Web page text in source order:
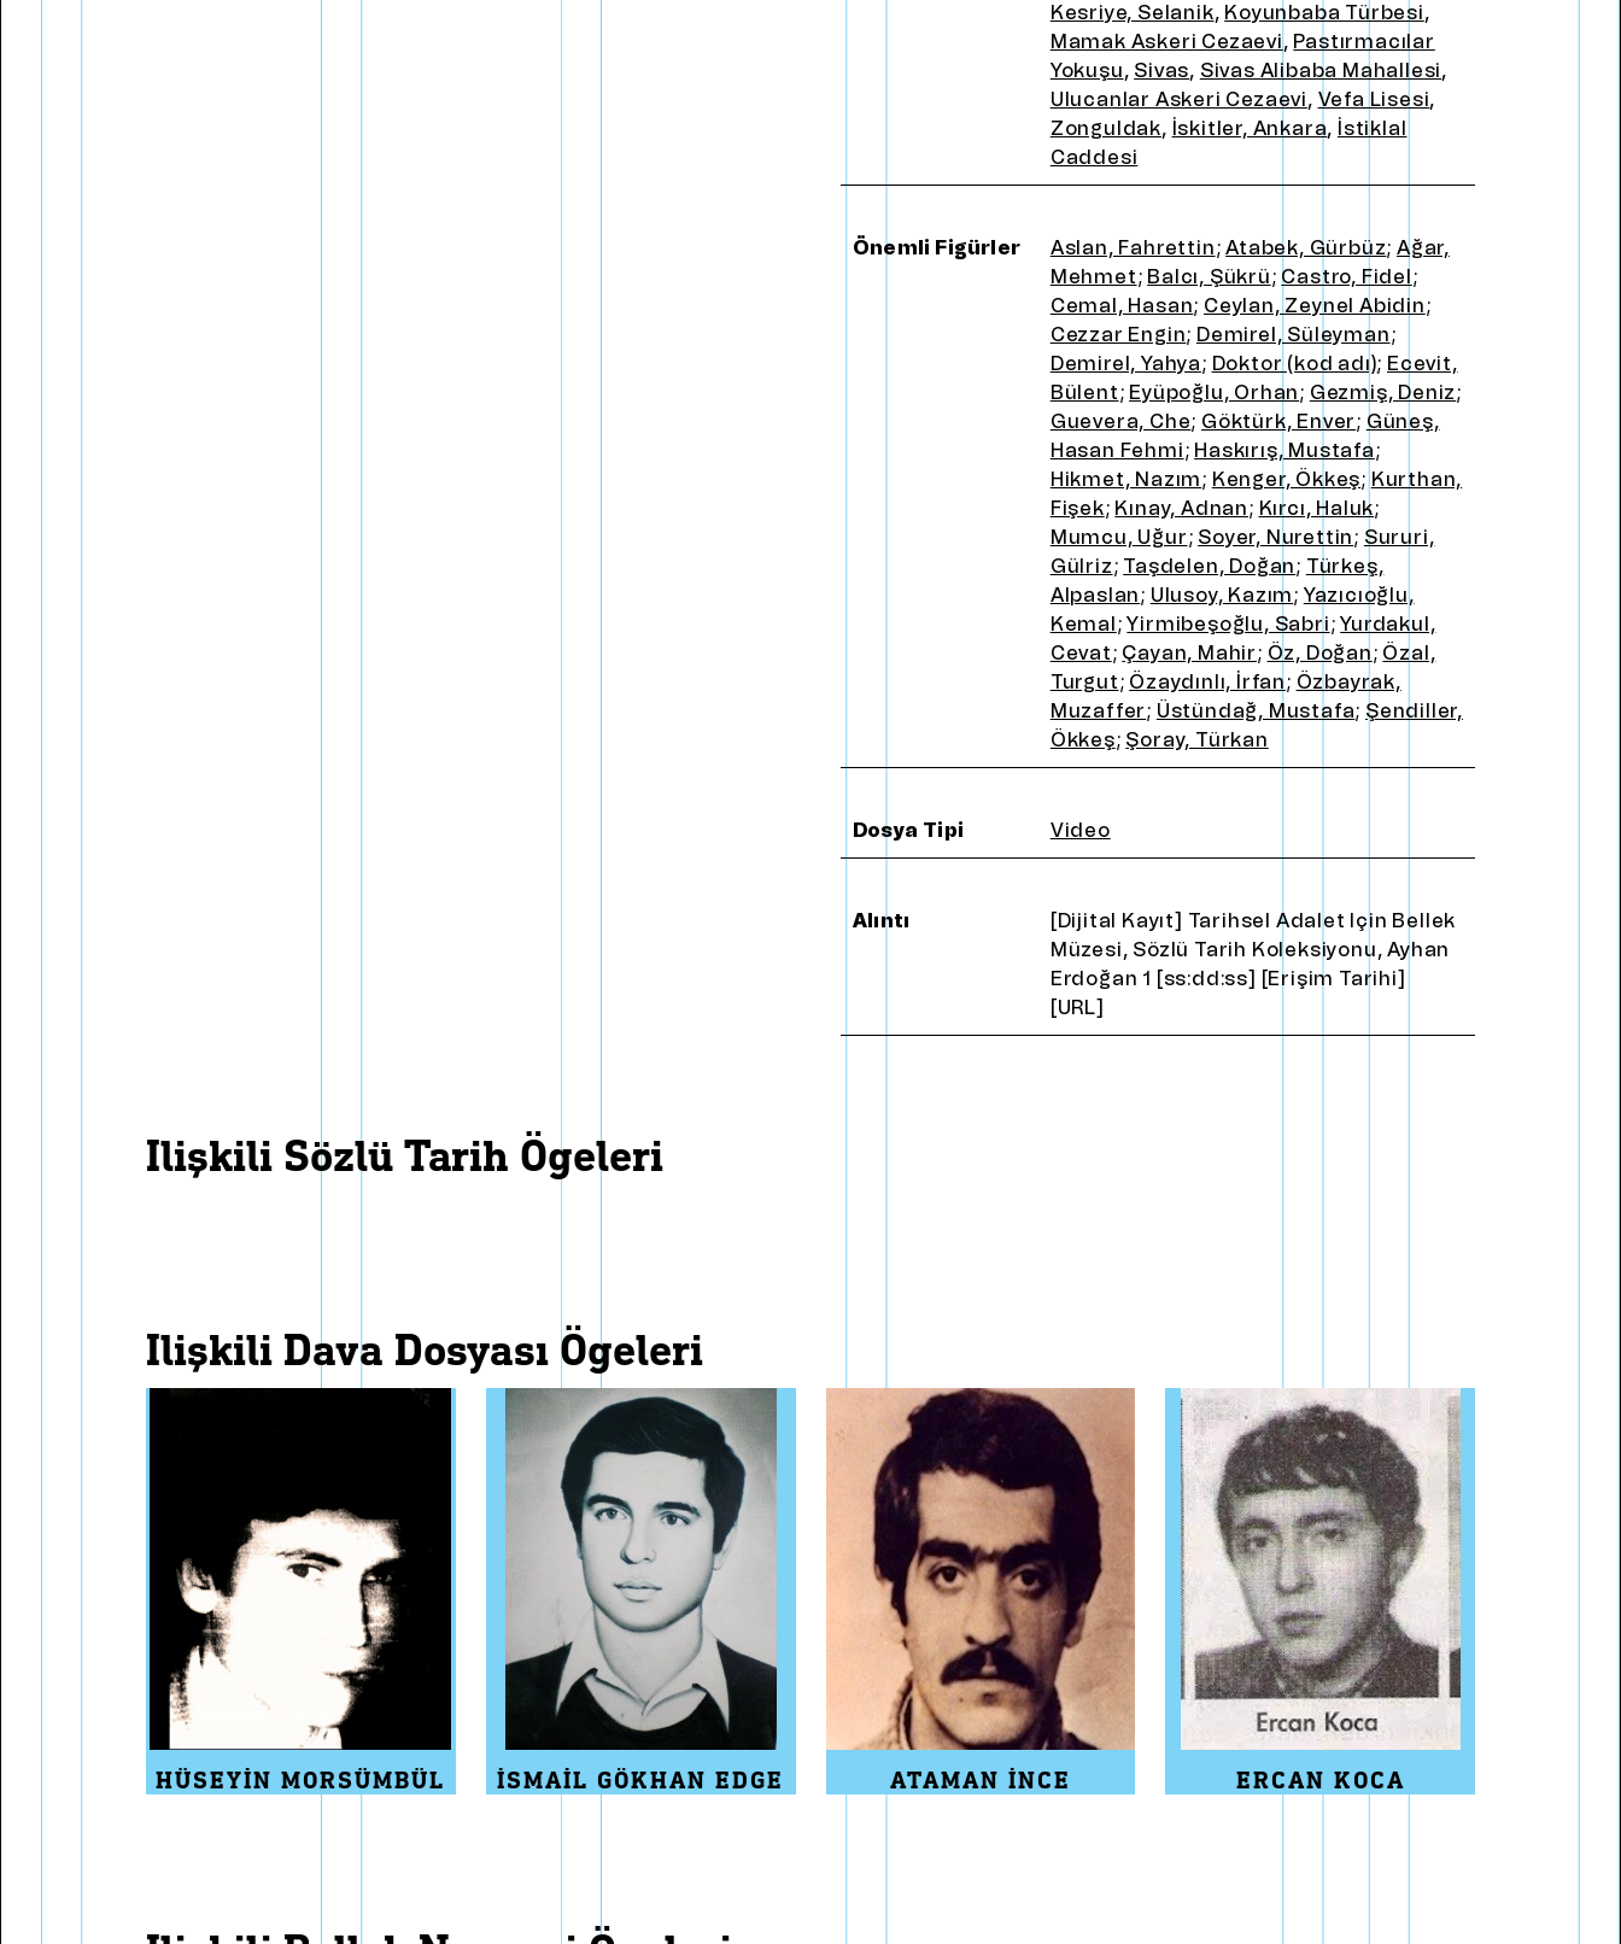
Kesriye, Selanik, Koyunbaba Türbesi,
Mamak Askeri Cezaevi, Pastırmacılar
Yokuşu, Sivas, Sivas Alibaba Mahallesi,
Ulucanlar Askeri Cezaevi, Vefa Lisesi,
Zonguldak, İskitler, Ankara, İstiklal
Caddesi
Önemli Figürler Aslan, Fahrettin;Atabek, Gürbüz; Ağar,
Mehmet; Balcı, Şükrü; Castro, Fidel;
Cemal, Hasan; Ceylan, Zeynel Abidin;
Cezzar Engin; Demirel, Süleyman;
Demirel, Yahya; Doktor (kod adı); Ecevit,
Bülent; Eyüpoğlu, Orhan; Gezmiş, Deniz;
Guevera, Che; Göktürk, Enver; Güneş,
Hasan Fehmi; Haskırış, Mustafa;
Hikmet, Nazım; Kenger, Ökkeş; Kurthan,
Fişek; Kınay, Adnan; Kırcı, Haluk;
Mumcu, Uğur; Soyer, Nurettin; Sururi,
Gülriz; Taşdelen, Doğan; Türkeş,
Alpaslan; Ulusoy, Kazım; Yazıcıoğlu,
Kemal;Yirmibeşoğlu, Sabri;Yurdakul,
Cevat; Çayan, Mahir; Öz, Doğan; Özal,
Turgut; Özaydınlı, İrfan; Özbayrak,
Muzaffer; Üstündağ, Mustafa; Şendiller,
Ökkeş; Şoray, Türkan
Dosya Tipi Video
Alıntı
[Dijital Kayıt] Tarihsel Adalet için Bellek
Müzesi, Sözlü Tarih Koleksiyonu, Ayhan
Erdoğan 1 [ss:dd:ss] [Erişim Tarihi]
[URL]
i̇lişkili sözlü tarih ögeleri
i̇lişkili dava dosyası ögeleri
HÜSEYIN MORSÜMBÜL İSMAIL GÖKHAN EDGE ATAMAN İNCE ERCAN KOCA